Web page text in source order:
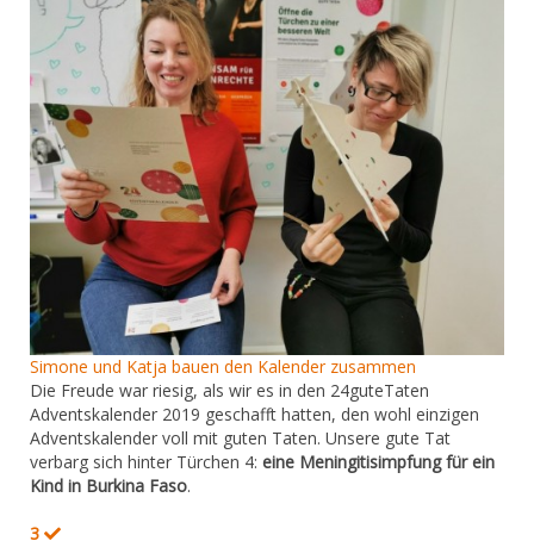
Simone und Katja bauen den Kalender zusammen
Die Freude war riesig, als wir es in den 24guteTaten
Adventskalender 2019 geschafft hatten, den wohl einzigen
Adventskalender voll mit guten Taten. Unsere gute Tat
verbarg sich hinter Türchen 4: eine Meningitisimpfung für ein
Kind in Burkina Faso.
3